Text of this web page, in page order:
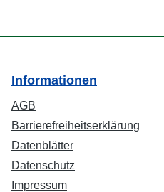
Informationen
AGB
Barrierefreiheitserklärung
Datenblätter
Datenschutz
Impressum